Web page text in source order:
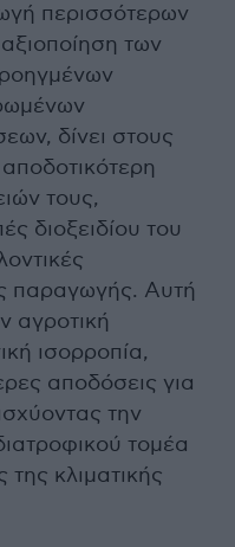
περισσότερων
των
δίνει στους
τους,
διοξειδίου του
παραγωγής. Αυτή
αγροτική
ισορροπία,
αποδόσεις για
την
τομέα
της κλιματικής